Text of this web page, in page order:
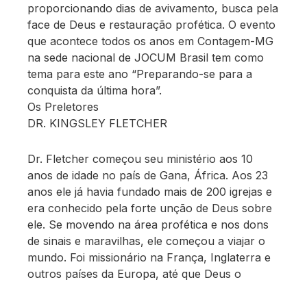
proporcionando dias de avivamento, busca pela
face de Deus e restauração profética. O evento
que acontece todos os anos em Contagem-MG
na sede nacional de JOCUM Brasil tem como
tema para este ano “Preparando-se para a
conquista da última hora”.
Os Preletores
DR. KINGSLEY FLETCHER
Dr. Fletcher começou seu ministério aos 10
anos de idade no país de Gana, África. Aos 23
anos ele já havia fundado mais de 200 igrejas e
era conhecido pela forte unção de Deus sobre
ele. Se movendo na área profética e nos dons
de sinais e maravilhas, ele começou a viajar o
mundo. Foi missionário na França, Inglaterra e
outros países da Europa, até que Deus o